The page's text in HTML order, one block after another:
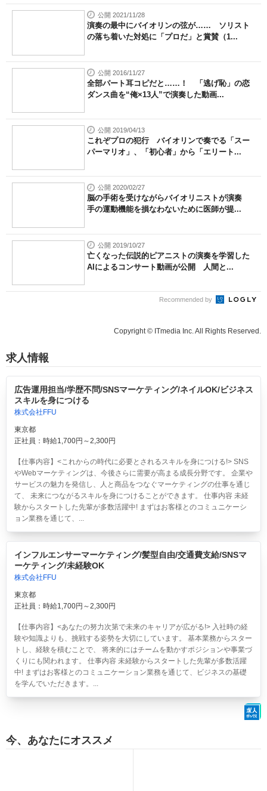
公開 2021/11/28
演奏の最中にバイオリンの弦が…… ソリスト
の落ち着いた対処に「プロだ」と賞賛（1...
公開 2016/11/27
全部パート耳コピだと……！ 「逃げ恥」の恋
ダンス曲を“俺×13人”で演奏した動画...
公開 2019/04/13
これぞプロの犯行 バイオリンで奏でる「スー
パーマリオ」、「初心者」から「エリート...
公開 2020/02/27
脳の手術を受けながらバイオリニストが演奏
手の運動機能を損なわないために医師が提...
公開 2019/10/27
亡くなった伝説的ピアニストの演奏を学習した
AIによるコンサート動画が公開 人間と...
Recommended by
Copyright © ITmedia Inc. All Rights Reserved.
求人情報
広告運用担当/学歴不問/SNSマーケティング/ネイルOK/ビジネス
スキルを身につける
株式会社FFU
東京都
正社員：時給1,700円～2,300円
【仕事内容】<これからの時代に必要とされるスキルを身につける!> SNS
やWebマーケティングは、今後さらに需要が高まる成長分野です。 企業や
サービスの魅力を発信し、人と商品をつなぐマーケティングの仕事を通じ
て、 未来につながるスキルを身につけることができます。 仕事内容 未経
験からスタートした先輩が多数活躍中! まずはお客様とのコミュニケーシ
ョン業務を通じて、...
インフルエンサーマーケティング/髪型自由/交通費支給/SNSマ
ーケティング/未経験OK
株式会社FFU
東京都
正社員：時給1,700円～2,300円
【仕事内容】<あなたの努力次第で未来のキャリアが広がる!> 入社時の経
験や知識よりも、挑戦する姿勢を大切にしています。 基本業務からスター
トし、経験を積むことで、 将来的にはチームを動かすポジションや事業づ
くりにも関われます。 仕事内容 未経験からスタートした先輩が多数活躍
中! まずはお客様とのコミュニケーション業務を通じて、ビジネスの基礎
を学んでいただきます。...
今、あなたにオススメ